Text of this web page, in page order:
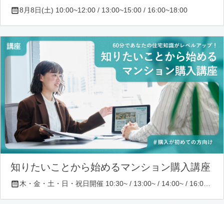
8月8日(土) 10:00~12:00 / 13:00~15:00 / 16:00~18:00
知りたいことから始めるマンション購入講座
木・金・土・日・祝日開催 10:30~ / 13:00~ / 14:00~ / 16:00~ / 17:00~/ 18:30~/ 19:30~